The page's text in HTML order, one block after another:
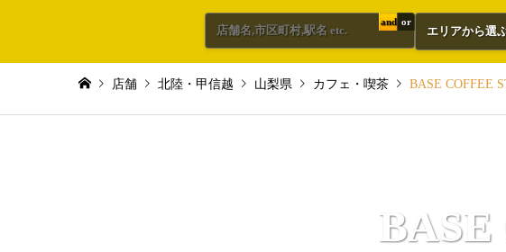
and or
エリアから選
店舗 北陸・甲信越 山梨県 カフェ・喫茶 BASE COFFEE
BASE